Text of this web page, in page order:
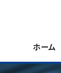
ホーム